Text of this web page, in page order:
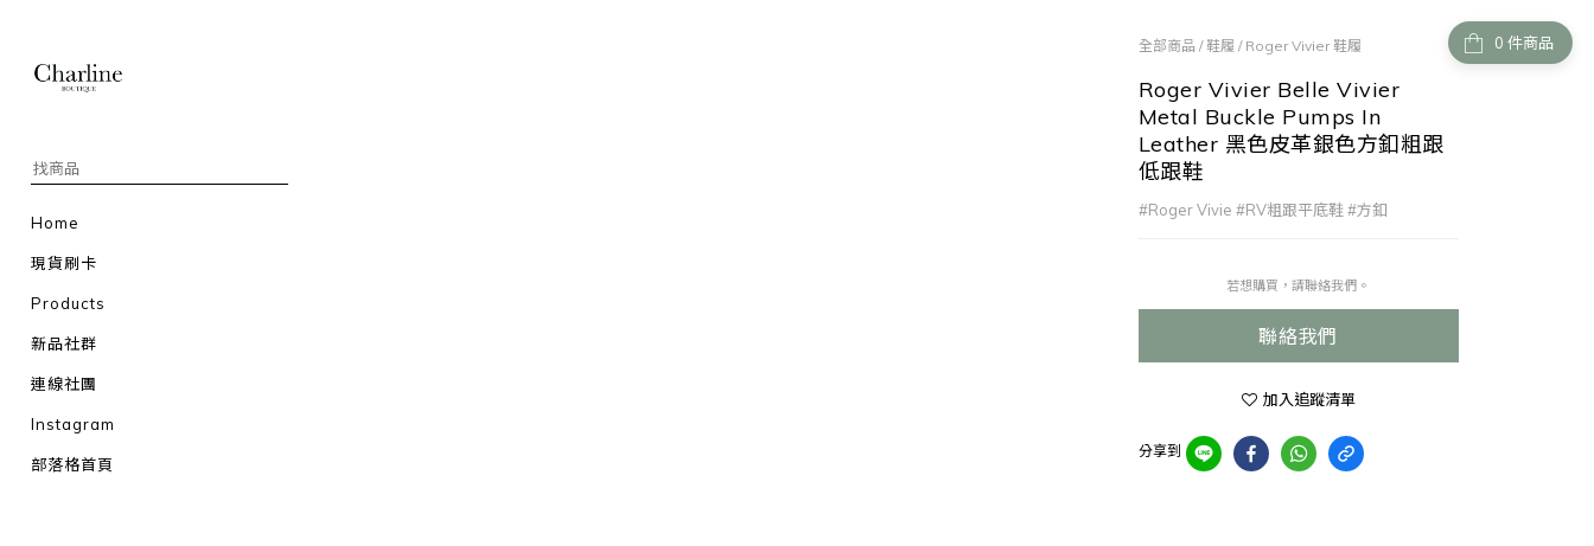
Home
現貨刷卡
Products
新品社群
連線社團
Instagram
部落格首頁
件商品
全部商品 /鞋履 / Roger Vivier 鞋履
Roger Vivier Belle Vivier
Metal Buckle Pumps In
Leather 黑色皮革銀色方釦粗跟
低跟鞋
#Roger Vivie #RV粗跟平底鞋 #方釦
若想購買，請聯絡我們。
聯絡我們
加入追蹤清單
分享到